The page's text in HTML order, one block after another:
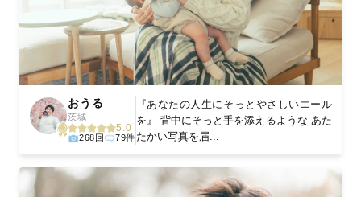
おうる
茨城
5.0
268回 79件
『あなたの人生にそっとやさしいエール
を』 背中にそっと手を添えるような あた
たかい写真を届...